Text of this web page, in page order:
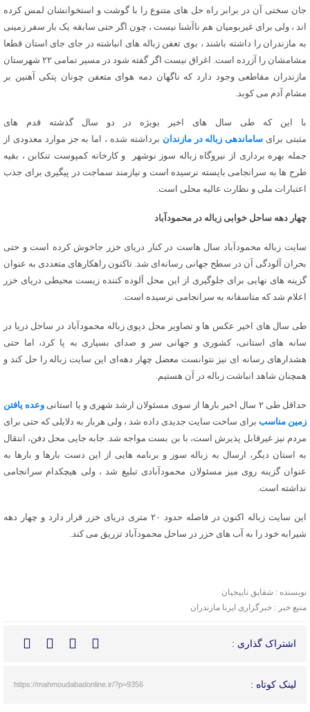
جان سختی آن در برابر راه حل های متنوع را با گوشت و استخوانشان لمس کرده
اند ، ولی برای غیربومیان هم ناآشنا نیست ، چون اگر حتی سابقه یک بار سفر زمینی
به مازندران را داشته باشند ، بوی تعفن زباله های انباشته در جای جای استان قطعا
مشامشان را آزرده است. اغراق نیست اگر گفته شود در مسیر تمامی ۲۲ شهرستان
مازندران مقاطعی وجود دارد که ناگهان دمه هوای متعفن چونان پتکی آهنین بر
مشام آدم می کوبد.
با این که طی سال های اخیر بویژه در دو سال گذشته قدم های
مثبتی برای ساماندهی زباله در مازندان برداشته شده ، اما به جز موارد معدودی از
جمله بهره برداری از نیروگاه زباله سوز نوشهر و کارخانه کمپوست تنکابن ، بقیه
طرح ها به سرانجامی بایسته نرسیده است و نیازمند سماجت در پیگیری برای جذب
اعتبارات ملی و نظارت عالیه محلی است.
چهار دهه ساحل خوابی زباله در محمودآباد
سایت زباله محمودآباد سال هاست در کنار دریای خزر جاخوش کرده است و حتی
بحران آلودگی آن در سطح جهانی رسانه‌ای شد. تاکنون راهکارهای متعددی به عنوان
گزینه های نهایی برای جلوگیری از این محل آلوده کننده زیست محیطی دریای خزر
اعلام شد که متاسفانه به سرانجامی نرسیده است.
طی سال های اخیر عکس ها و تصاویر محل دپوی زباله محمودآباد در ساحل دریا در
سانه های استانی، کشوری و جهانی سر و صدای بسیاری به پا کرد، اما حتی
هشدارهای رسانه ای نیز نتوانست معضل چهار دهه‌ای این سایت زباله را حل کند و
همچنان شاهد انباشت زباله در آن هستیم.
حداقل طی ۲ سال اخیر بارها از سوی مسئولان ارشد شهری و یا استانی
وعده یافتن
زمین مناسب برای ساخت سایت جدیدی داده شد ، ولی هربار به دلایلی که حتی برای
مردم نیز غیرقابل پذیرش است، با بن بست مواجه شد. جابه جایی محل دفن، انتقال
به استان دیگر، ارسال به زباله سوز و برنامه هایی از این دست بارها و بارها به
عنوان گزینه روی میز مسئولان محمودآبادی تبلیغ شد ، ولی هیچکدام سرانجامی
نداشته است.
این سایت زباله اکنون در فاصله حدود ۲۰ متری دریای خزر قرار دارد و چهار دهه
شیرابه خود را به آب های خزر در ساحل محمودآباد تزریق می کند.
نویسنده : شقایق ناییجیان
منبع خبر : خبرگزاری ایرنا مازندران
اشتراک گذاری :
لینک کوتاه : https://mahmoudabadonline.ir/?p=9356